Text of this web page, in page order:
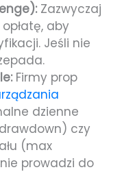
Zazwyczaj
aby
Jeśli nie
Firmy prop
dzienne
czy
(max
prowadzi do